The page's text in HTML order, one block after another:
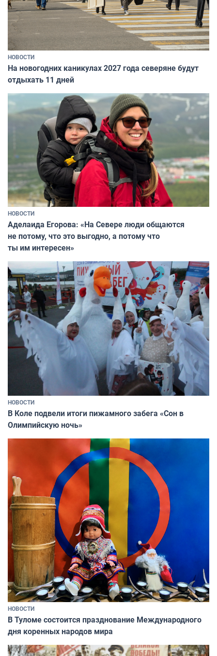
НОВОСТИ
На новогодних каникулах 2027 года северяне будут
отдыхать 11 дней
НОВОСТИ
Аделаида Егорова: «На Севере люди общаются
не потому, что это выгодно, а потому что
ты им интересен»
НОВОСТИ
В Коле подвели итоги пижамного забега «Сон в
Олимпийскую ночь»
НОВОСТИ
В Туломе состоится празднование Международного
дня коренных народов мира